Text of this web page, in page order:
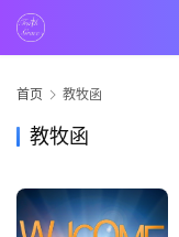
页
主
崇
专
首页 教牧函
教牧函